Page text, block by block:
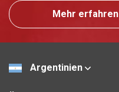
Mehr erfahren
Argentinien